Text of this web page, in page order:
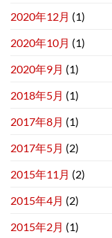
2020年12月 (1)
2020年10月 (1)
2020年9月 (1)
2018年5月 (1)
2017年8月 (1)
2017年5月 (2)
2015年11月 (2)
2015年4月 (2)
2015年2月 (1)